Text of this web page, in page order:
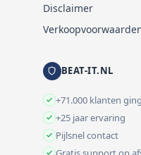
Disclaimer
BEAT-IT.NL
+71.000 klanten
+25 jaar ervaring
Pijlsnel contact